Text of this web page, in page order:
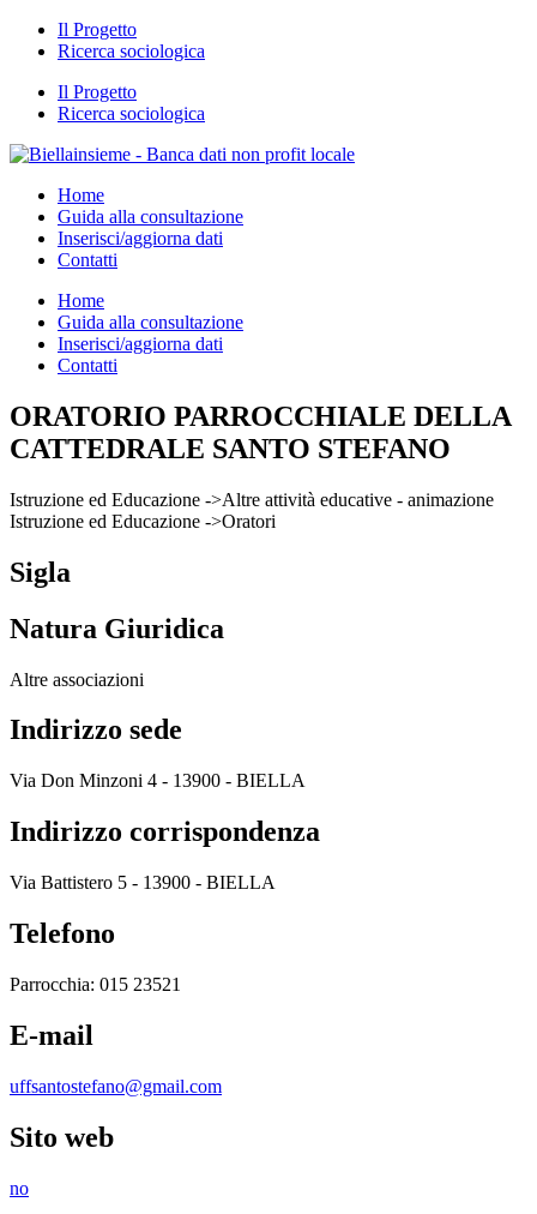
Il Progetto
Ricerca sociologica
Il Progetto
Ricerca sociologica
Home
Guida alla consultazione
Inserisci/aggiorna dati
Contatti
Home
Guida alla consultazione
Inserisci/aggiorna dati
Contatti
ORATORIO PARROCCHIALE DELLA
CATTEDRALE SANTO STEFANO
Istruzione ed Educazione ->Altre attività educative - animazione
Istruzione ed Educazione ->Oratori
Sigla
Natura Giuridica
Altre associazioni
Indirizzo sede
Via Don Minzoni 4 - 13900 - BIELLA
Indirizzo corrispondenza
Via Battistero 5 - 13900 - BIELLA
Telefono
Parrocchia: 015 23521
E-mail
uffsantostefano@gmail.com
Sito web
no